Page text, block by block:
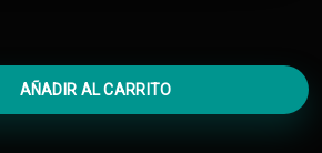
AÑADIR AL CARRITO